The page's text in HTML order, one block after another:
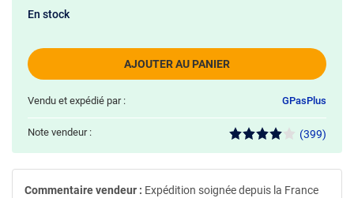
AJOUTER AU PANIER
En stock
Vendu et expédié par : GPasPlus
Note vendeur : (399)
Commentaire vendeur : Expédition soignée depuis la France